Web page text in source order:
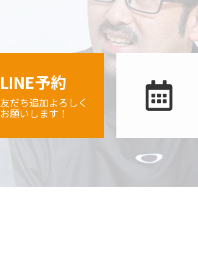
LINE予約
友だち追加よろしく
お願いします！